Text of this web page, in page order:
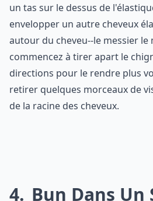
un tas sur le dessus de
envelopper un autre cheveux
autour du cheveu--le messier le
commencez à tirer apart le
directions pour le rendre plus
retirer quelques morceaux de
de la racine des cheveux.
4 Bun Dans Un